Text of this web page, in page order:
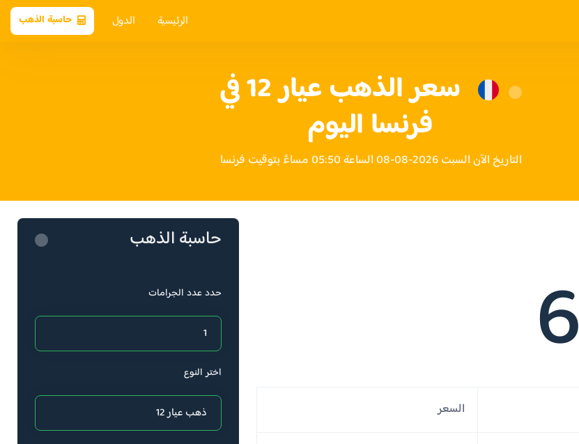
الرئيسية الدول حاسبة الذهب
سعر الذهب عيار 12 في
فرنسا اليوم
التاريخ الآن السبت 2026-08-08 الساعة 05:50 مساءً بتوقيت فرنسا
السعر
حاسبة الذهب
حدد عدد الجرامات
اختر النوع